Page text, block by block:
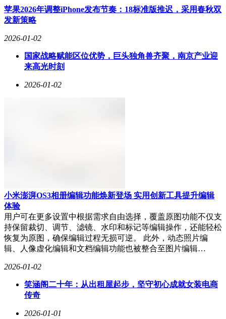
苹果2026年调整iPhone发布节奏：18标准版推迟，采用春秋双
发新策略
2026-01-02
国家战略赋能区位优势，巨头独角兽齐聚，南京产业迎
来高光时刻
2026-01-02
小米澎湃OS3相册编辑功能焕新登场 实用创新工具提升编辑
体验
用户可在更多设置中根据需求自由选择，覆盖原图功能不仅支
持保留裁切、调节、滤镜、水印和标记等编辑操作，还能轻松
恢复为原图，确保编辑过程无损可逆。 此外，动态照片编
辑、人像虚化编辑和文档编辑功能也被整合至图片编辑…
2026-01-02
笑涵阁二十年：从出租屋起步，坚守初心成就女装电商
传奇
2026-01-01